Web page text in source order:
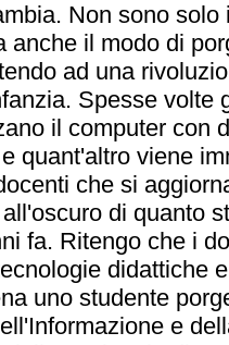
Non sono
anche il modo di
ad una
Spesse volte
il computer con
quant'altro viene
che si
di quanto
fa. Ritengo che i
didattiche
uno studente
e